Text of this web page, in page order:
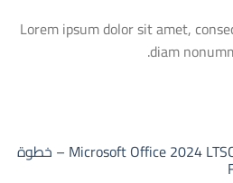
Lorem ipsum dolor sit amet,
diam
دليل تثبيت وتفعيل Microsoft Office 2024 LTSC – خطوة